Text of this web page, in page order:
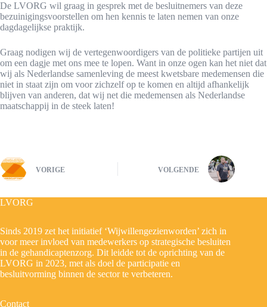
De LVORG wil graag in gesprek met de besluitnemers van deze
bezuinigingsvoorstellen om hen kennis te laten nemen van onze
dagdagelijkse praktijk.
Graag nodigen wij de vertegenwoordigers van de politieke partijen uit
om een dagje met ons mee te lopen. Want in onze ogen kan het niet dat
wij als Nederlandse samenleving de meest kwetsbare medemensen die
niet in staat zijn om voor zichzelf op te komen en altijd afhankelijk
blijven van anderen, dat wij net die medemensen als Nederlandse
maatschappij in de steek laten!
VORIGE VOLGENDE
LVORG
Sinds 2019 zet het initiatief ‘Wijwillengezienworden’ zich in
voor meer invloed van medewerkers op strategische besluiten
in de gehandicaptenzorg. Dit leidde tot de oprichting van de
LVORG in 2023, met als doel de participatie en
besluitvorming binnen de sector te verbeteren.
Contact